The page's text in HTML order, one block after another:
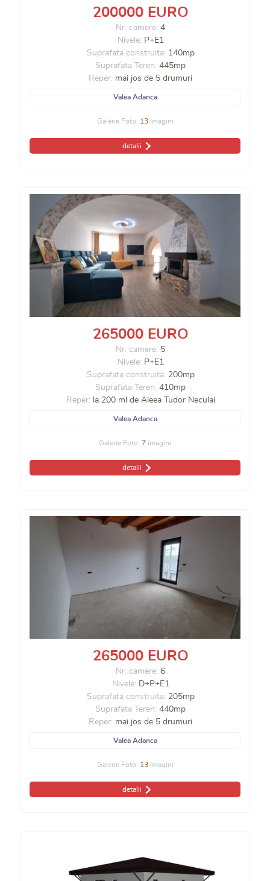
200000 EURO
Nr. camere: 4
Nivele: P+E1
Suprafata construita: 140mp
Suprafata Teren: 445mp
Reper: mai jos de 5 drumuri
Valea Adanca
Galerie Foto: 13imagini
detalii
265000 EURO
Nr. camere: 5
Nivele: P+E1
Suprafata construita: 200mp
Suprafata Teren: 410mp
Reper:
la 200 ml de Aleea Tudor Neculai
Valea Adanca
Galerie Foto: 7 imagini
detalii
265000 EURO
Nr. camere: 6
Nivele: D+P+E1
Suprafata construita: 205mp
Suprafata Teren: 440mp
Reper: mai jos de 5 drumuri
Valea Adanca
Galerie Foto: 13imagini
detalii